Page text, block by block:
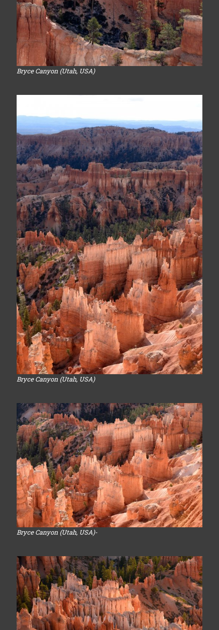
Bryce Canyon (Utah, USA)
Bryce Canyon (Utah, USA)
Bryce Canyon (Utah, USA)-